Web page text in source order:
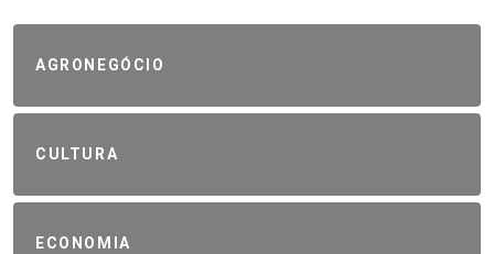
AGRONEGÓCIO
CULTURA
ECONOMIA